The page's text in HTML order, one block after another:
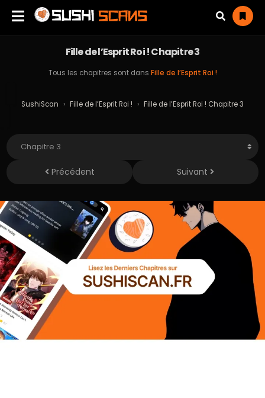
Fille de l’Esprit Roi ! Chapitre 3
Tous les chapitres sont dans Fille de l’Esprit Roi !
SushiScan › Fille de l’Esprit Roi ! › Fille de l’Esprit Roi ! Chapitre 3
Précédent Suivant